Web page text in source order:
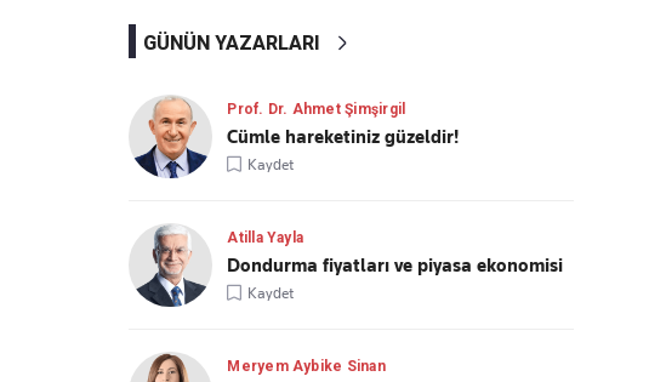
GÜNÜN YAZARLARI
Prof. Dr. Ahmet Şimşirgil
Cümle hareketiniz güzeldir!
Kaydet
Atilla Yayla
Dondurma fiyatları ve piyasa ekonomisi
Kaydet
Meryem Aybike Sinan